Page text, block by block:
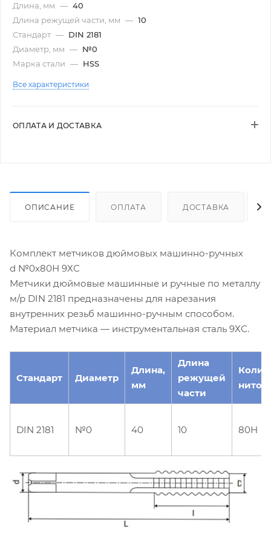
Длина, мм — 40
Длина режущей части, мм — 10
Стандарт — DIN 2181
Диаметр, мм — №0
Марка стали — HSS
Все характеристики
ОПЛАТА И ДОСТАВКА
ОПИСАНИЕ ОПЛАТА ДОСТАВКА
Комплект метчиков дюймовых машинно-ручных
d №0х80Н 9ХС
Метчики дюймовые машинные и ручные по металлу
м/р DIN 2181 предназначены для нарезания
внутренних резьб машинно-ручным способом.
Материал метчика — инструментальная сталь 9ХС.
Стандарт Диаметр
Длина,
мм
Длина
режущей
части
ниток
DIN 2181 №0 40 10 80Н